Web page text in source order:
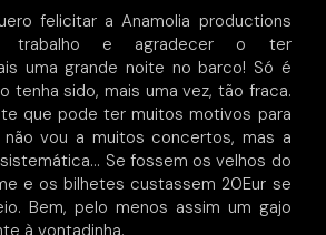
felicitar a Anamolia productions
trabalho e agradecer o ter
uma grande noite no barco! Só é
tenha sido, mais uma vez, tão fraca.
que pode ter muitos motivos para
vou a muitos concertos, mas a
Se fossem os velhos do
e os bilhetes custassem 20Eur se
Bem, pelo menos assim um gajo
à vontadinha.